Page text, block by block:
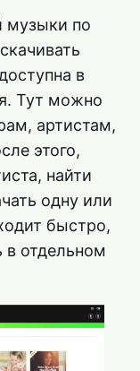
музыки по
в
Тут можно
артистам,
этого,
найти
одну или
быстро,
в отдельном